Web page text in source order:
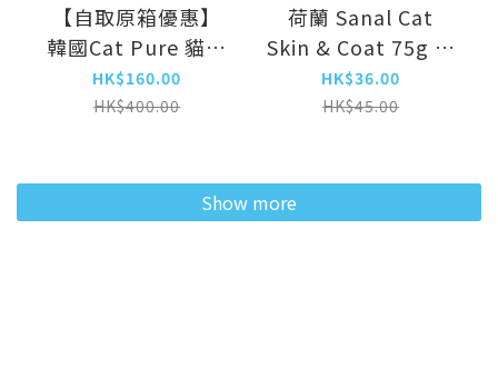
【自取原箱優惠】
韓國Cat Pure 貓咪
零食迷你罐-雞肉鱈
魚 30g x 6 (CP-
HK$160.00
HK$400.00
荷蘭 Sanal Cat
Skin & Coat 75g 皮
毛美肌香脆
HK$36.00
HK$45.00
Show more